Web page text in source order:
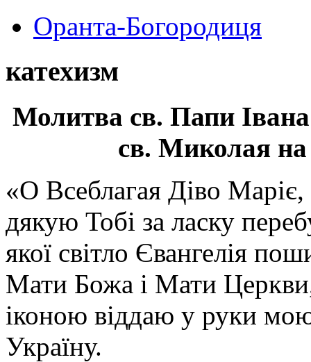
Оранта-Богородиця
катехизм
Молитва св. Папи
св. Миколая на
«О Всеблагая Діво
дякую Тобі за ласку
якої світло Євангелія
Мати Божа і Мати
іконою віддаю у руки
Україну.